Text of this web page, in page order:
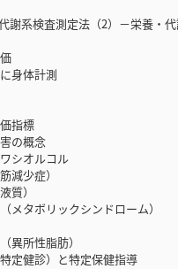
系検査測定法（2）－栄養・
身体計測
指標
の概念
シオルコル
少症）
）
タボリックシンドローム）
所性脂肪）
健診）と特定保健指導